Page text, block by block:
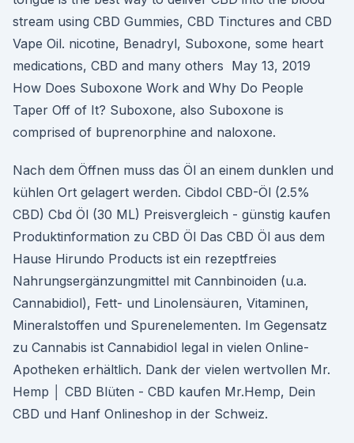
stream using CBD Gummies, CBD Tinctures and CBD
Vape Oil. nicotine, Benadryl, Suboxone, some heart
medications, CBD and many others May 13, 2019
How Does Suboxone Work and Why Do People
Taper Off of It? Suboxone, also Suboxone is
comprised of buprenorphine and naloxone.
Nach dem Öffnen muss das Öl an einem dunklen und
kühlen Ort gelagert werden. Cibdol CBD-Öl (2.5%
CBD) Cbd Öl (30 ML) Preisvergleich - günstig kaufen
Produktinformation zu CBD Öl Das CBD Öl aus dem
Hause Hirundo Products ist ein rezeptfreies
Nahrungsergänzungmittel mit Cannbinoiden (u.a.
Cannabidiol), Fett- und Linolensäuren, Vitaminen,
Mineralstoffen und Spurenelementen. Im Gegensatz
zu Cannabis ist Cannabidiol legal in vielen Online-
Apotheken erhältlich. Dank der vielen wertvollen Mr.
Hemp │ CBD Blüten - CBD kaufen Mr.Hemp, Dein
CBD und Hanf Onlineshop in der Schweiz.